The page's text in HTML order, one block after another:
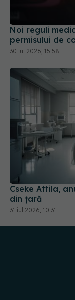
Cseke Attila,
din țară
31 iul 2026, 10:31